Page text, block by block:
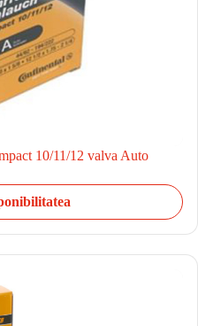
10/11/12 valva Auto